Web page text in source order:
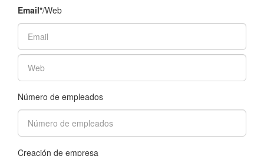
Email*/Web
Número de empleados
Creación de empresa